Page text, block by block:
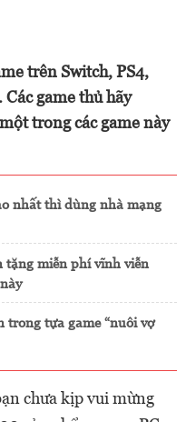
trên Switch, PS4,
game thủ hãy
trong các game này
nhất thì dùng nhà mạng
tặng miễn phí vĩnh viễn
trong tựa game “nuôi vợ
chưa kịp vui mừng